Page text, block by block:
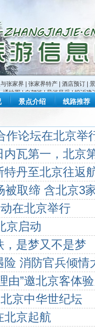
张家界 张家界特产 酒店预订
通地图|自驾游|导游风采|投诉建
景点介绍 线路推荐
作论坛在北京举
瓦第一，北京
丹至北京往返
被取缔 含北京3
在北京举行
京启动
是梦又不是梦
消防官兵倾情
由”邀北京客体
京中华世纪坛
北京起航